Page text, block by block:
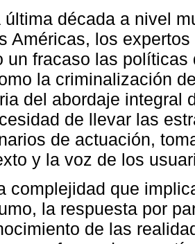
última década a nivel
Américas, los
un fracaso las
la criminalización
del abordaje integral
de llevar las
de actuación,
y la voz de los
complejidad que
la respuesta por
de las